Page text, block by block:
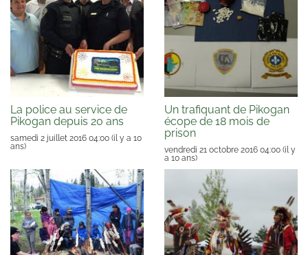
La police au service de
Pikogan depuis 20 ans
samedi 2 juillet 2016 04:00 (il y a 10
ans)
Un trafiquant de Pikogan
écope de 18 mois de
prison
vendredi 21 octobre 2016 04:00 (il y
a 10 ans)